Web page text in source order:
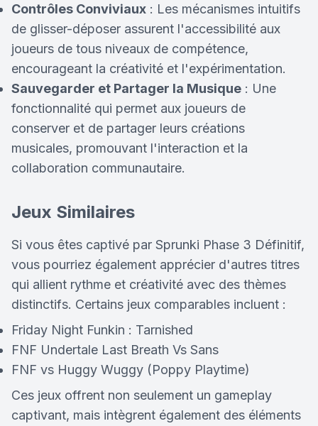
Contrôles Conviviaux : Les mécanismes intuitifs
de glisser-déposer assurent l'accessibilité aux
joueurs de tous niveaux de compétence,
encourageant la créativité et l'expérimentation.
Sauvegarder et Partager la Musique : Une
fonctionnalité qui permet aux joueurs de
conserver et de partager leurs créations
musicales, promouvant l'interaction et la
collaboration communautaire.
Jeux Similaires
Si vous êtes captivé par Sprunki Phase 3 Définitif,
vous pourriez également apprécier d'autres titres
qui allient rythme et créativité avec des thèmes
distinctifs. Certains jeux comparables incluent :
Friday Night Funkin : Tarnished
FNF Undertale Last Breath Vs Sans
FNF vs Huggy Wuggy (Poppy Playtime)
Ces jeux offrent non seulement un gameplay
captivant, mais intègrent également des éléments